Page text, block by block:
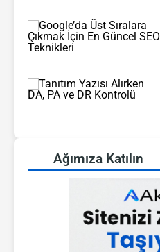
Ağımıza Katılın